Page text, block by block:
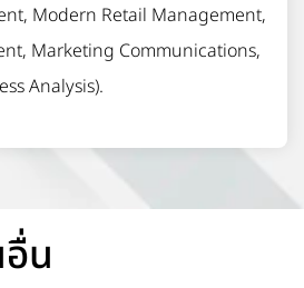
Modern Retail Management,
Marketing Communications,
Analysis).
น